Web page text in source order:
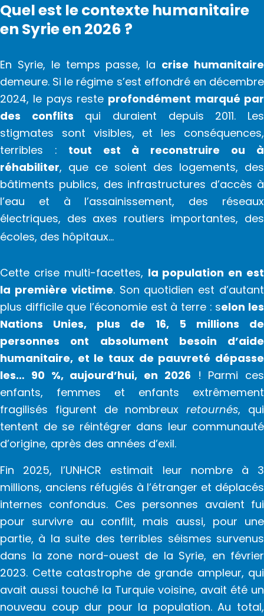
Quel est le contexte humanitaire
en Syrie en 2026 ?
En Syrie, le temps passe, la crise humanitaire
demeure. Si le régime s’est effondré en décembre
2024, le pays reste profondément marqué par
des conflits qui duraient depuis 2011. Les
stigmates sont visibles, et les conséquences,
terribles : tout est à reconstruire ou à
réhabiliter, que ce soient des logements, des
bâtiments publics, des infrastructures d’accès à
l’eau et à l’assainissement, des réseaux
électriques, des axes routiers importantes, des
écoles, des hôpitaux…
Cette crise multi-facettes, la population en est
la première victime. Son quotidien est d’autant
plus difficile que l’économie est à terre : selon les
Nations Unies, plus de 16, 5 millions de
personnes ont absolument besoin d’aide
humanitaire, et le taux de pauvreté dépasse
les… 90 %, aujourd’hui, en 2026 ! Parmi ces
enfants, femmes et enfants extrêmement
fragilisés figurent de nombreuxretournés, qui
tentent de se réintégrer dans leur communauté
d’origine, après des années d’exil.
Fin 2025, l’UNHCR estimait leur nombre à 3
millions, anciens réfugiés à l’étranger et déplacés
internes confondus. Ces personnes avaient fui
pour survivre au conflit, mais aussi, pour une
partie, à la suite des terribles séismes survenus
dans la zone nord-ouest de la Syrie, en février
2023. Cette catastrophe de grande ampleur, qui
avait aussi touché la Turquie voisine, avait été un
nouveau coup dur pour la population. Au total,